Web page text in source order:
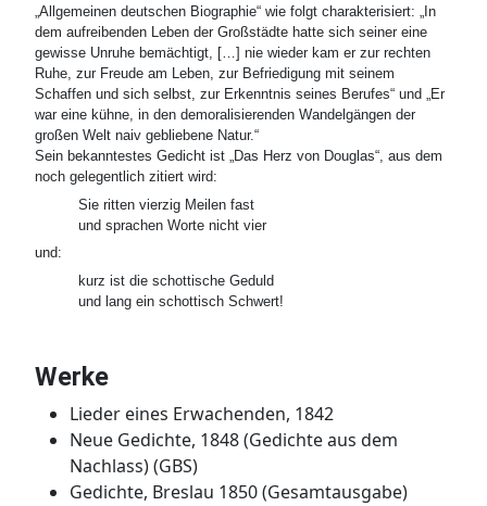
„Allgemeinen deutschen Biographie“ wie folgt charakterisiert: „In
dem aufreibenden Leben der Großstädte hatte sich seiner eine
gewisse Unruhe bemächtigt, […] nie wieder kam er zur rechten
Ruhe, zur Freude am Leben, zur Befriedigung mit seinem
Schaffen und sich selbst, zur Erkenntnis seines Berufes“ und „Er
war eine kühne, in den demoralisierenden Wandelgängen der
großen Welt naiv gebliebene Natur.“
Sein bekanntestes Gedicht ist „Das Herz von Douglas“, aus dem
noch gelegentlich zitiert wird:
Sie ritten vierzig Meilen fast
und:
kurz ist die schottische Geduld
Werke
Lieder eines Erwachenden, 1842
Neue Gedichte, 1848 (Gedichte aus dem
Nachlass) (GBS)
Gedichte, Breslau 1850 (Gesamtausgabe)